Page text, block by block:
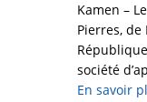
Kamen –
Pierres, de
société
En savoir